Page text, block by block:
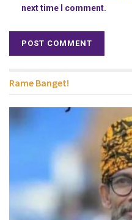
next time I comment.
Rame Banget!